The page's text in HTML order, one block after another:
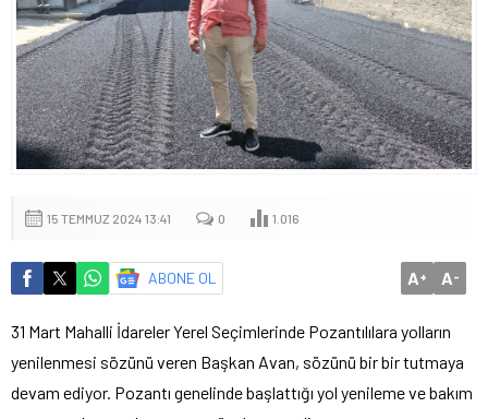
15 TEMMUZ 2024 13:41 0 1.016
ABONE OL A+ A-
31 Mart Mahalli İdareler Yerel Seçimlerinde Pozantılılara yolların
yenilenmesi sözünü veren Başkan Avan, sözünü bir bir tutmaya
devam ediyor. Pozantı genelinde başlattığı yol yenileme ve bakım